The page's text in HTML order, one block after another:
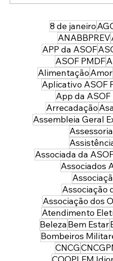
8 de janeiro
ANABBPREV
APP da ASOF
ASOF PMDF
AlimentaçãoAmor
Aplicativo ASOF
App da ASOF
Arrecadação
Associada da
Associados
Associação
Associação dos
Atendimento
BelezaBem Estar
Bombeiros
CNCG
Associado ASOF
de participar ainda
da nossa